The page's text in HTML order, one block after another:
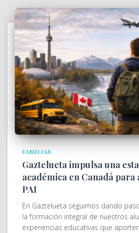
FAMILIAS
Gaztelueta impulsa una
académica en Canadá para
PAI
En Gaztelueta seguimos dando
la formación integral de nuestros
experiencias educativas que